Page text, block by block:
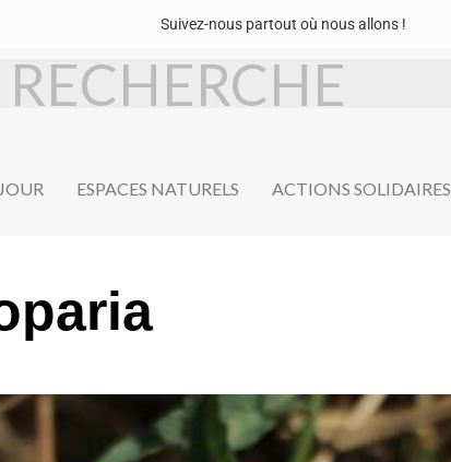
Suivez-nous partout où nous allons !
ESPACES NATURELS ACTIONS SOLIDAIRES